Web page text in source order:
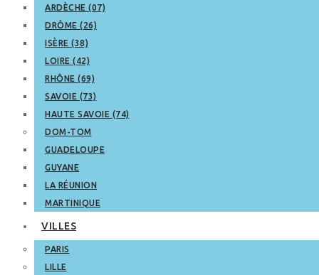
ARDÈCHE (07)
DRÔME (26)
ISÈRE (38)
LOIRE (42)
RHÔNE (69)
SAVOIE (73)
HAUTE SAVOIE (74)
DOM-TOM
GUADELOUPE
GUYANE
LA RÉUNION
MARTINIQUE
VILLES
PARIS
LILLE